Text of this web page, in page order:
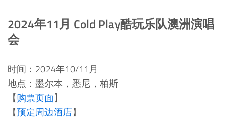
2024年11月 Cold Play酷玩乐队澳洲演唱
会
时间：2024年10/11月
地点：墨尔本，悉尼，柏斯
【购票页面】
【预定周边酒店】